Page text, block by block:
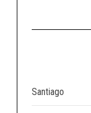
Santiago